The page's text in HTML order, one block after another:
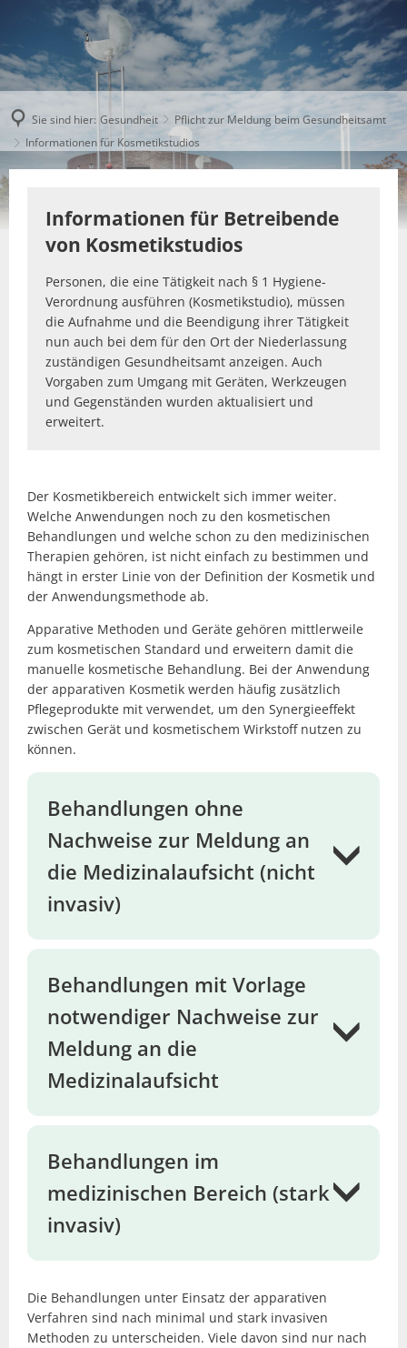
Sie sind hier: Gesundheit
Pflicht zur Meldung beim Gesundheitsamt
Informationen für Kosmetikstudios
Informationen für Betreibende
von Kosmetikstudios
Personen, die eine Tätigkeit nach § 1 Hygiene-
Verordnung ausführen (Kosmetikstudio), müssen
die Aufnahme und die Beendigung ihrer Tätigkeit
nun auch bei dem für den Ort der Niederlassung
zuständigen Gesundheitsamt anzeigen. Auch
Vorgaben zum Umgang mit Geräten, Werkzeugen
und Gegenständen wurden aktualisiert und
erweitert.
Der Kosmetikbereich entwickelt sich immer weiter.
Welche Anwendungen noch zu den kosmetischen
Behandlungen und welche schon zu den medizinischen
Therapien gehören, ist nicht einfach zu bestimmen und
hängt in erster Linie von der Definition der Kosmetik und
der Anwendungsmethode ab.
Apparative Methoden und Geräte gehören mittlerweile
zum kosmetischen Standard und erweitern damit die
manuelle kosmetische Behandlung. Bei der Anwendung
der apparativen Kosmetik werden häufig zusätzlich
Pflegeprodukte mit verwendet, um den Synergieeffekt
zwischen Gerät und kosmetischem Wirkstoff nutzen zu
können.
Behandlungen ohne
Nachweise zur Meldung an
die Medizinalaufsicht (nicht
invasiv)
Behandlungen mit Vorlage
notwendiger Nachweise zur
Meldung an die
Medizinalaufsicht
Behandlungen im
medizinischen Bereich (stark
invasiv)
Die Behandlungen unter Einsatz der apparativen
Verfahren sind nach minimal und stark invasiven
Methoden zu unterscheiden. Viele davon sind nur nach